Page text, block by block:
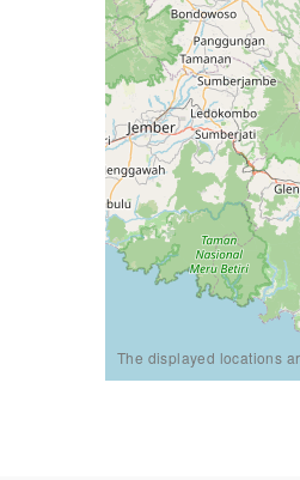
The displayed locations